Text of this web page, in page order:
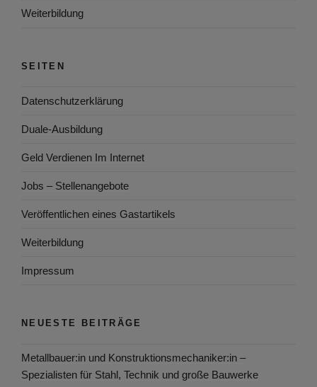
Weiterbildung
SEITEN
Datenschutzerklärung
Duale-Ausbildung
Geld Verdienen Im Internet
Jobs – Stellenangebote
Veröffentlichen eines Gastartikels
Weiterbildung
Impressum
NEUESTE BEITRÄGE
Metallbauer:in und Konstruktionsmechaniker:in –
Spezialisten für Stahl, Technik und große Bauwerke